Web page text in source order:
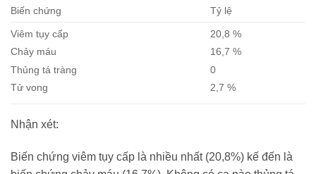
Biến chứng Tỷ lệ
Viêm tụy cấp
Chảy máu
Thủng tá tràng
Tử vong
20,8 %
16,7 %
0
2,7 %
Nhận xét:
Biến chứng viêm tụy cấp là nhiều nhất (20,8%) kế đến là